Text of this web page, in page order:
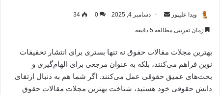
ویدا علیپور
ارسالدسامبر 4, 2025 0
34
زمان تقریبی مطالعه 5 دقیقه
بهترین مجلات مقالات حقوق نه تنها بستری برای انتشار تحقیقات
نوین فراهم می‌کنند، بلکه به عنوان مرجعی برای الهام‌گیری و
بحث‌های عمیق حقوقی عمل می‌کنند. اگر شما هم به دنبال ارتقای
دانش حقوقی خود هستید، شناخت بهترین مجلات مقالات حقوق